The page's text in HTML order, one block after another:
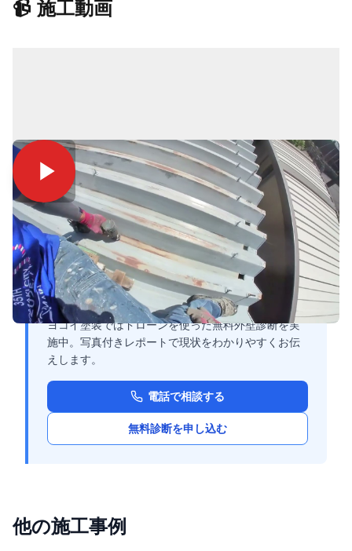
📹 施工動画
同じような症状が気になったら
ヨコイ塗装ではドローンを使った無料外壁診断を実
施中。写真付きレポートで現状をわかりやすくお伝
えします。
電話で相談する
無料診断を申し込む
他の施工事例